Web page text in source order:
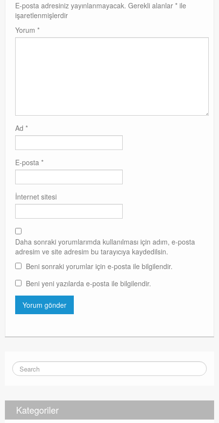
E-posta adresiniz yayınlanmayacak. Gerekli alanlar * ile
işaretlenmişlerdir
Yorum *
Ad *
E-posta *
İnternet sitesi
Daha sonraki yorumlarımda kullanılması için adım, e-posta
adresim ve site adresim bu tarayıcıya kaydedilsin.
Beni sonraki yorumlar için e-posta ile bilgilendir.
Beni yeni yazılarda e-posta ile bilgilendir.
Kategoriler